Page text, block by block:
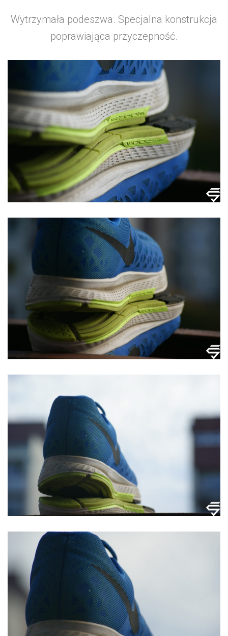
Wytrzymała podeszwa. Specjalna konstrukcja
poprawiająca przyczepność.